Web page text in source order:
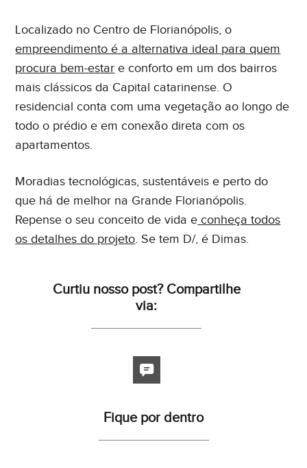
Localizado no Centro de Florianópolis, o
empreendimento é a alternativa ideal para quem
procura bem-estar e conforto em um dos bairros
mais clássicos da Capital catarinense. O
residencial conta com uma vegetação ao longo de
todo o prédio e em conexão direta com os
apartamentos.
Moradias tecnológicas, sustentáveis e perto do
que há de melhor na Grande Florianópolis.
Repense o seu conceito de vida e conheça todos
os detalhes do projeto. Se tem D/, é Dimas.
Curtiu nosso post? Compartilhe
via:
Fique por dentro